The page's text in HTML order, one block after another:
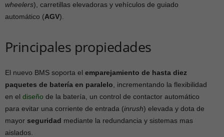
wheelers), carretillas elevadoras y vehículos de guiado
automático (AGV).
Principales propiedades
El nuevo BMS soporta el emparejamiento de hasta diez
paquetes de batería en paralelo , incrementando la flexibilidad
en el diseño de la batería, un control de contactor automático
para evitar una corriente de entrada (inrush) elevada y dota de
mayor seguridad mediante la redundancia y sistemas mas
aislados.